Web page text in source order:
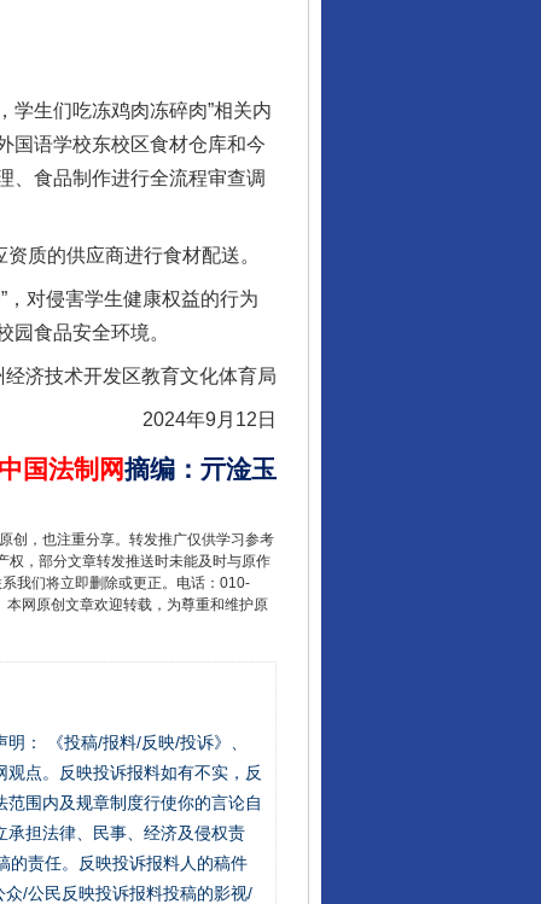
生们吃冻鸡肉冻碎肉”相关内
国语学校东校区食材仓库和今
、食品制作进行全流程审查调
质的供应商进行食材配送。
对侵害学生健康权益的行为
食品安全环境。
经济技术开发区教育文化体育局
2024年9月12日
国法制网摘编 ： 亓淦玉
创，也注重分享。转发推广仅供学习参考
权，部分文章转发推送时未能及时与原作
我们将立即删除或更正。电话：010-
网原创文章欢迎转载，为尊重和维护原
： 《投稿/报料/反映/投诉》、
点。反映投诉报料如有不实，反
围内及规章制度行使你的言论自
担法律、民事、经济及侵权责
的责任。反映投诉报料人的稿件
/公民反映投诉报料投稿的影视/